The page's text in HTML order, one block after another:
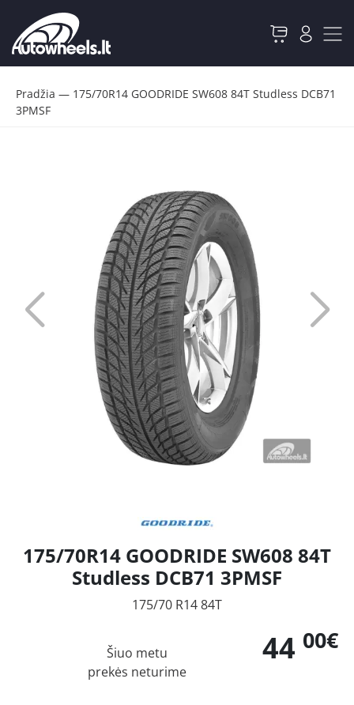
Pradžia — 175/70R14 GOODRIDE SW608 84T Studless DCB71
3PMSF
175/70R14 GOODRIDE SW608 84T
Studless DCB71 3PMSF
175/70 R14 84T
44 00€
Šiuo metu
prekės neturime